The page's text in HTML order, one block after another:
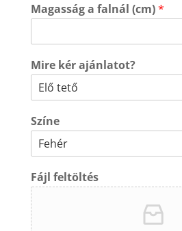
Magasság a falnál (cm)*
Mire kér ajánlatot?
Színe
Fájl feltöltés